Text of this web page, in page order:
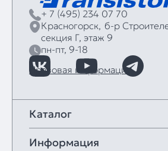
+ 7 (495) 234 07 70
Красногорск, б‑р
секция Г, этаж 9
пн-пт, 9-18
Правовая информация
Каталог
Информация